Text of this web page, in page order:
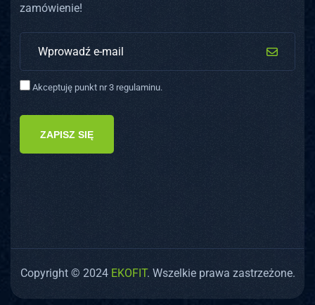
zamówienie!
Akceptuję punkt nr 3 regulaminu.
ZAPISZ SIĘ
Copyright © 2024 EKOFIT. Wszelkie prawa zastrzeżone.